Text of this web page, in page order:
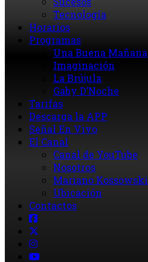
Tecnología
Horarios
Programas
Una Buena Mañana
Imaginación
La Brújula
Gaby D’Noche
Tarifas
Descarga la APP
Señal En Vivo
El Canal
Canal de YouTube
Nosotros
Mariano Kossowski
Ubicación
Contactos